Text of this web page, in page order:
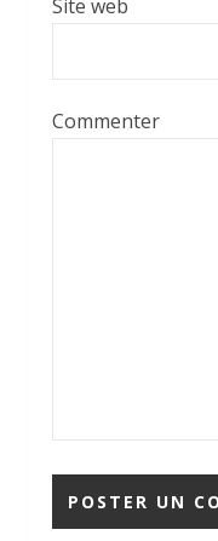
Site web
Commenter